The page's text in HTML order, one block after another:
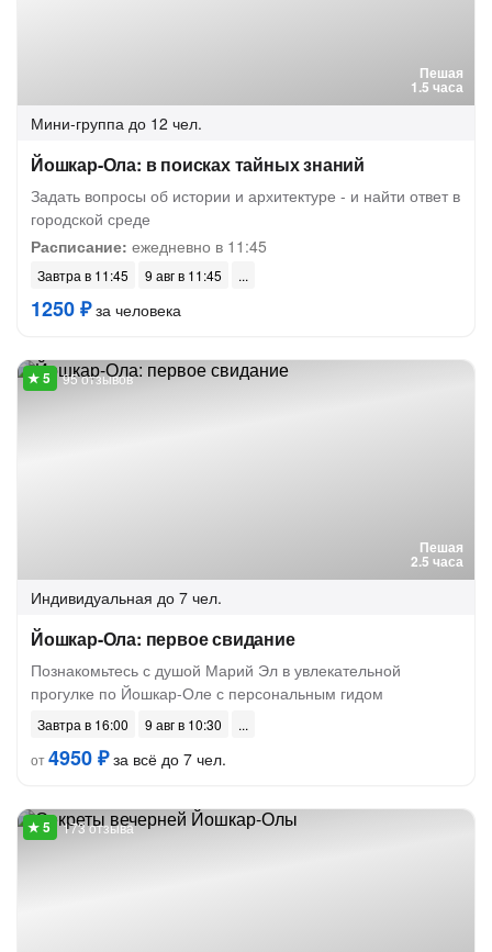
Пешая
1.5 часа
Мини-группа до 12 чел.
Йошкар-Ола: в поисках тайных знаний
Задать вопросы об истории и архитектуре - и найти ответ в
городской среде
Расписание: ежедневно в 11:45
Завтра в 11:45 9 авг в 11:45
1250 ₽за человека
Пешая
2.5 часа
95 отзывов
Индивидуальная до 7 чел.
Йошкар-Ола: первое свидание
Познакомьтесь с душой Марий Эл в увлекательной
прогулке по Йошкар-Оле с персональным гидом
Завтра в 16:00
9 авг в 10:30
от4950 ₽за всё до 7 чел.
173 отзыва